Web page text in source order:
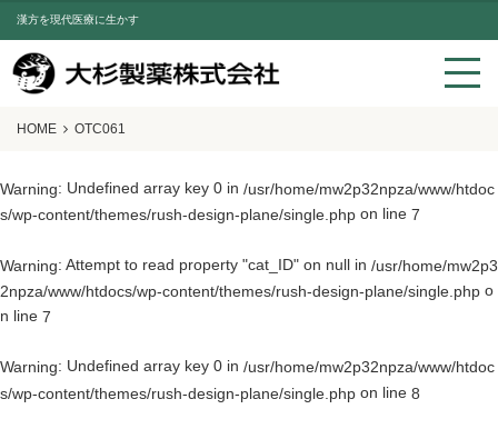
漢方を現代医療に生かす
HOME OTC061
Warning: Undefined array key 0 in /usr/home/mw2p32npza/www/htdoc
s/wp-content/themes/rush-design-plane/single.php on line 7
Warning: Attempt to read property "cat_ID" on null in /usr/home/mw2p3
2npza/www/htdocs/wp-content/themes/rush-design-plane/single.php o
n line 7
Warning: Undefined array key 0 in /usr/home/mw2p32npza/www/htdoc
s/wp-content/themes/rush-design-plane/single.php on line 8